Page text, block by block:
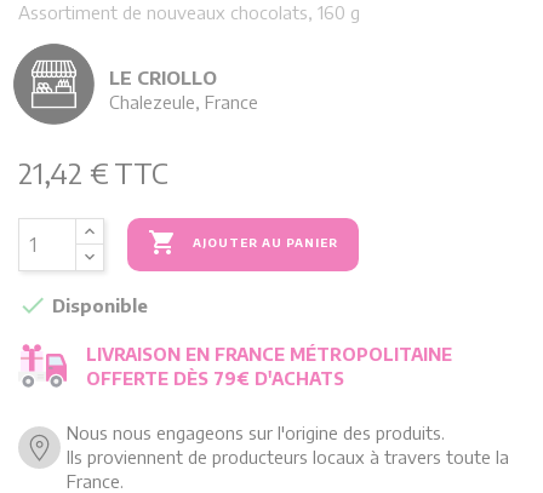
Assortiment de nouveaux chocolats, 160 g
LE CRIOLLO
Chalezeule, France
21,42 € TTC
 AJOUTER AU PANIER
 Disponible
LIVRAISON EN FRANCE MÉTROPOLITAINE
OFFERTE DÈS 79€ D'ACHATS
Nous nous engageons sur l'origine des produits.
Ils proviennent de producteurs locaux à travers toute la
France.